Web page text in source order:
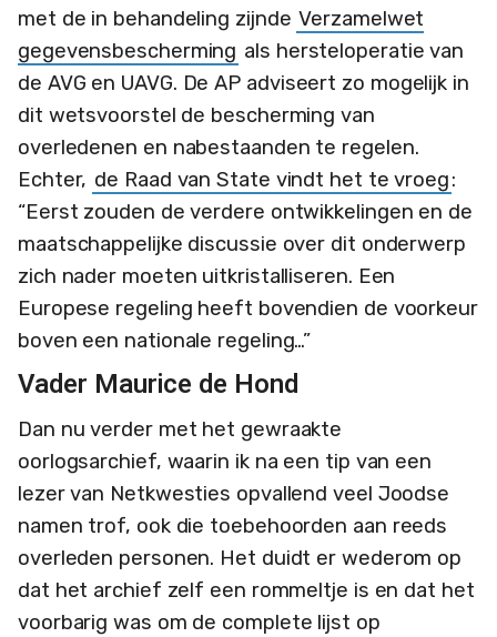
met de in behandeling zijnde Verzamelwet
gegevensbescherming als hersteloperatie van
de AVG en UAVG. De AP adviseert zo mogelijk in
dit wetsvoorstel de bescherming van
overledenen en nabestaanden te regelen.
Echter, de Raad van State vindt het te vroeg:
“Eerst zouden de verdere ontwikkelingen en de
maatschappelijke discussie over dit onderwerp
zich nader moeten uitkristalliseren. Een
Europese regeling heeft bovendien de voorkeur
boven een nationale regeling…”
Vader Maurice de Hond
Dan nu verder met het gewraakte
oorlogsarchief, waarin ik na een tip van een
lezer van Netkwesties opvallend veel Joodse
namen trof, ook die toebehoorden aan reeds
overleden personen. Het duidt er wederom op
dat het archief zelf een rommeltje is en dat het
voorbarig was om de complete lijst op